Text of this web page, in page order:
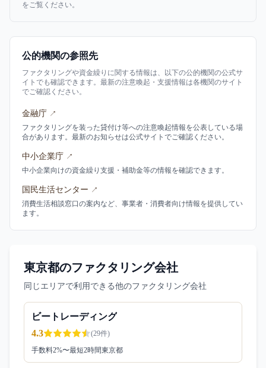
をご覧ください。
公的機関の参照先
ファクタリングや資金繰りに関する情報は、以下の公的機関の公式サ
イトでも確認できます。最新の注意喚起・支援情報は各機関のサイト
でご確認ください。
金融庁 ↗
ファクタリングを装った貸付け等への注意喚起情報を公表している場
合があります。最新のお知らせは公式サイトでご確認ください。
中小企業庁 ↗
中小企業向けの資金繰り支援・補助金等の情報を確認できます。
国民生活センター ↗
消費生活相談窓口の案内など、事業者・消費者向け情報を提供してい
ます。
東京都のファクタリング会社
同じエリアで利用できる他のファクタリング会社
ビートレーディング
4.3
(29件)
手数料2%〜最短2時間東京都